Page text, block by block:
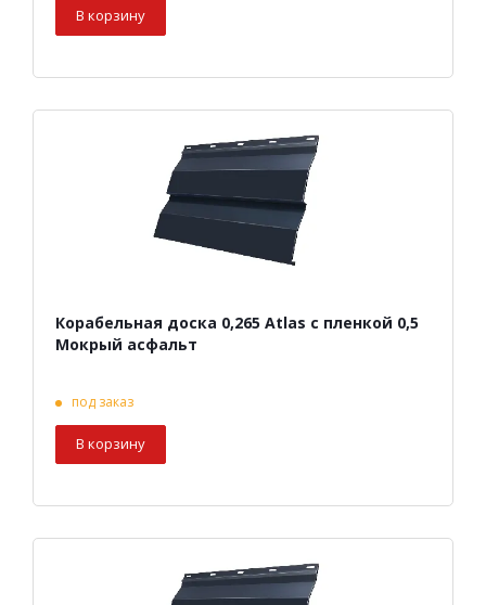
В корзину
Корабельная доска 0,265 Atlas с пленкой 0,5
Мокрый асфальт
под заказ
В корзину